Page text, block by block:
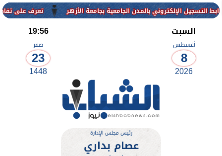
تعرف على تفاصيل وشروط بالمدن الجامعية بجامعة الأزهر
السبت
أغسطس
8
2026
19:56
صفر
23
1448
رئيس مجلس الإدارة
عصام بداري